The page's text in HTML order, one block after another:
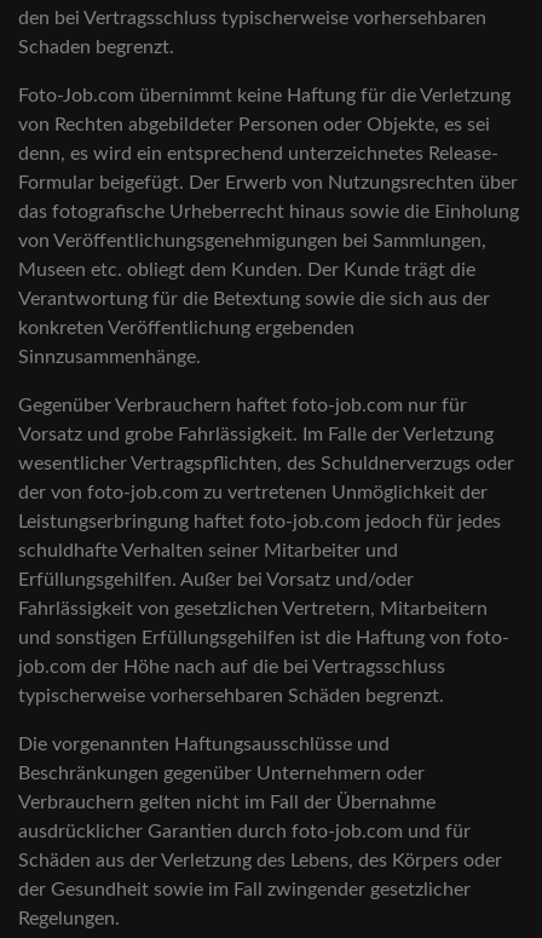
den bei Vertragsschluss typischerweise vorhersehbaren
Schaden begrenzt.
Foto-Job.com übernimmt keine Haftung für die Verletzung
von Rechten abgebildeter Personen oder Objekte, es sei
denn, es wird ein entsprechend unterzeichnetes Release-
Formular beigefügt. Der Erwerb von Nutzungsrechten über
das fotografische Urheberrecht hinaus sowie die Einholung
von Veröffentlichungsgenehmigungen bei Sammlungen,
Museen etc. obliegt dem Kunden. Der Kunde trägt die
Verantwortung für die Betextung sowie die sich aus der
konkreten Veröffentlichung ergebenden
Sinnzusammenhänge.
Gegenüber Verbrauchern haftet foto-job.com nur für
Vorsatz und grobe Fahrlässigkeit. Im Falle der Verletzung
wesentlicher Vertragspflichten, des Schuldnerverzugs oder
der von foto-job.com zu vertretenen Unmöglichkeit der
Leistungserbringung haftet foto-job.com jedoch für jedes
schuldhafte Verhalten seiner Mitarbeiter und
Erfüllungsgehilfen. Außer bei Vorsatz und/oder
Fahrlässigkeit von gesetzlichen Vertretern, Mitarbeitern
und sonstigen Erfüllungsgehilfen ist die Haftung von foto-
job.com der Höhe nach auf die bei Vertragsschluss
typischerweise vorhersehbaren Schäden begrenzt.
Die vorgenannten Haftungsausschlüsse und
Beschränkungen gegenüber Unternehmern oder
Verbrauchern gelten nicht im Fall der Übernahme
ausdrücklicher Garantien durch foto-job.com und für
Schäden aus der Verletzung des Lebens, des Körpers oder
der Gesundheit sowie im Fall zwingender gesetzlicher
Regelungen.